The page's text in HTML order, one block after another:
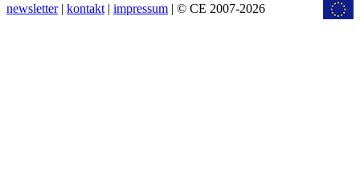
newsletter| kontakt | impressum | © CE 2007-2026